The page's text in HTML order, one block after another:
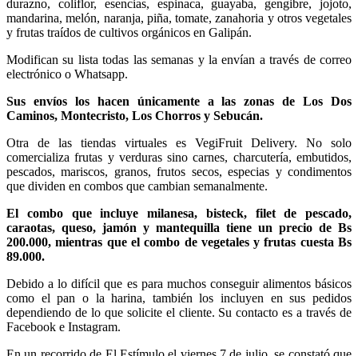
durazno, coliflor, esencias, espinaca, guayaba, gengibre, jojoto,
mandarina, melón, naranja, piña, tomate, zanahoria y otros vegetales
y frutas traídos de cultivos orgánicos en Galipán.
Modifican su lista todas las semanas y la envían a través de correo
electrónico o Whatsapp.
Sus envíos los hacen únicamente a las zonas de Los Dos
Caminos, Montecristo, Los Chorros y Sebucán.
Otra de las tiendas virtuales es VegiFruit Delivery. No solo
comercializa frutas y verduras sino carnes, charcutería, embutidos,
pescados, mariscos, granos, frutos secos, especias y condimentos
que dividen en combos que cambian semanalmente.
El combo que incluye milanesa, bisteck, filet de pescado,
caraotas, queso, jamón y mantequilla tiene un precio de Bs
200.000, mientras que el combo de vegetales y frutas cuesta Bs
89.000.
Debido a lo difícil que es para muchos conseguir alimentos básicos
como el pan o la harina, también los incluyen en sus pedidos
dependiendo de lo que solicite el cliente. Su contacto es a través de
Facebook e Instagram.